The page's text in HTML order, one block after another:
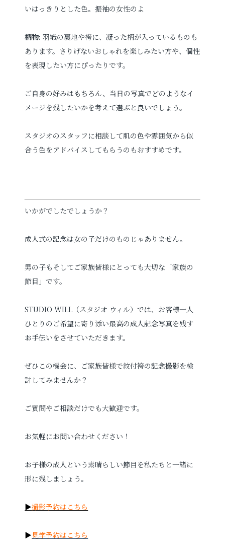
いはっきりとした色。振袖の女性のよ
柄物: 羽織の裏地や袴に、凝った柄が入っているものも
あります。さりげないおしゃれを楽しみたい方や、個性
を表現したい方にぴったりです。
ご自身の好みはもちろん、当日の写真でどのようなイ
メージを残したいかを考えて選ぶと良いでしょう。
スタジオのスタッフに相談して肌の色や雰囲気から似
合う色をアドバイスしてもらうのもおすすめです。
いかがでしたでしょうか？
成人式の記念は女の子だけのものじゃありません。
男の子もそしてご家族皆様にとっても大切な「家族の
節目」です。
STUDIO WILL（スタジオ ウィル）では、お客様一人
ひとりのご希望に寄り添い最高の成人記念写真を残す
お手伝いをさせていただきます。
ぜひこの機会に、ご家族皆様で紋付袴の記念撮影を検
討してみませんか？
ご質問やご相談だけでも大歓迎です。
お気軽にお問い合わせください！
お子様の成人という素晴らしい節目を私たちと一緒に
形に残しましょう。
▶撮影予約はこちら
▶見学予約はこちら